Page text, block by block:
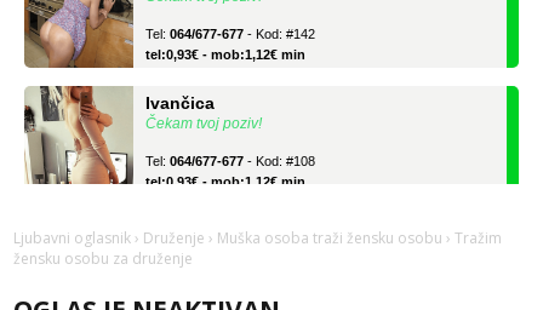
tel:0,93€ - mob:1,12€ min
Čekam tvoj poziv!
tel:0,93€ - mob:1,12€ min
Čekam tvoj poziv!
Ljubavni oglasnik › Druženje › Muška osoba traži žensku osobu › Tražim
žensku osobu za druženje